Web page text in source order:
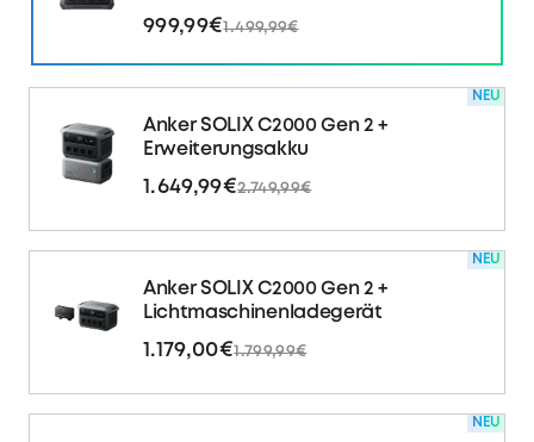
999,99€1.499,99€
Anker SOLIX C2000 Gen 2 +
Erweiterungsakku
1.649,99€2.749,99€
NEU
Anker SOLIX C2000 Gen 2 +
Lichtmaschinenladegerät
1.179,00€1.799,99€
NEU
NEU